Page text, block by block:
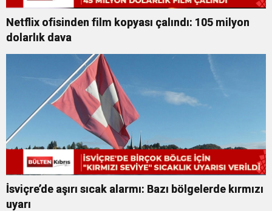
Netflix ofisinden film kopyası çalındı: 105 milyon
dolarlık dava
İsviçre’de aşırı sıcak alarmı: Bazı bölgelerde kırmızı
uyarı